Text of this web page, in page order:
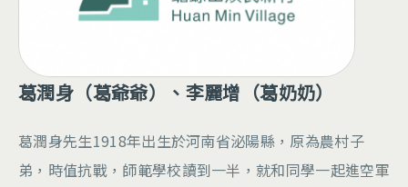
葛潤身（葛爺爺）、李麗增（葛奶奶）
葛潤身先生1918年出生於河南省泌陽縣，原為農村子
弟，時值抗戰，師範學校讀到一半，就和同學一起進空軍